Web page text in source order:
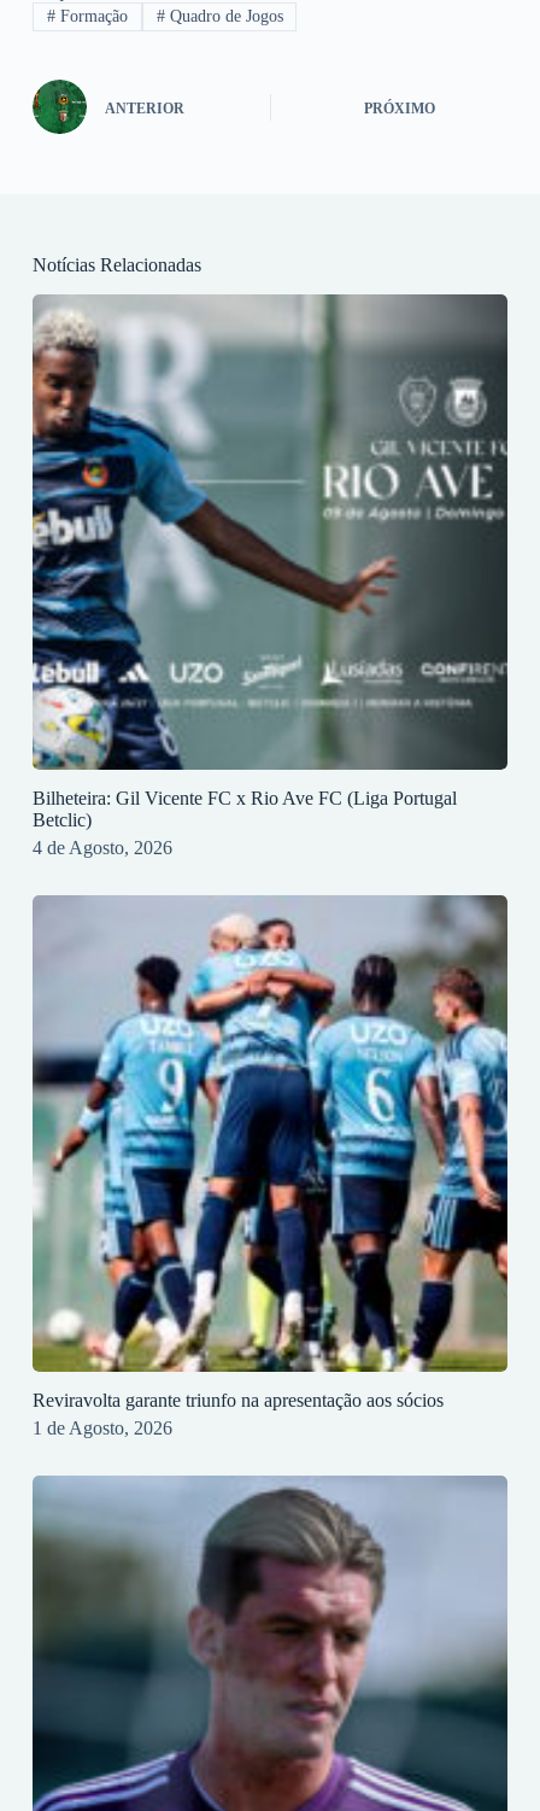
#Formação #Quadro de Jogos
ANTERIOR PRÓXIMO
Notícias Relacionadas
Bilheteira: Gil Vicente FC x Rio Ave FC (Liga Portugal
Betclic)
4 de Agosto, 2026
Reviravolta garante triunfo na apresentação aos sócios
1 de Agosto, 2026